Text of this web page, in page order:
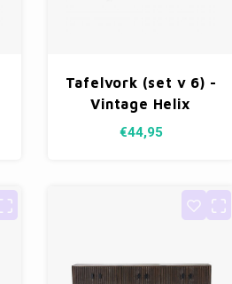
Tafelvork (set v 6) -
Vintage Helix
€44,95